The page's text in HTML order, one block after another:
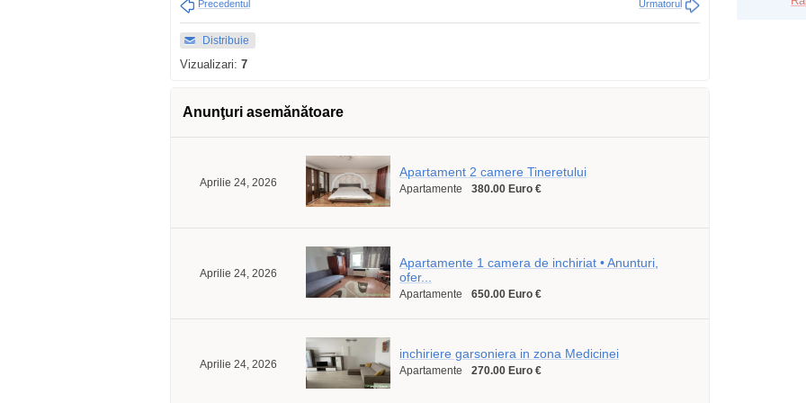
Precedentul Urmatorul
Distribuie
Vizualizari: 7
Anunţuri asemănătoare
Aprilie 24, 2026
Apartament 2 camere Tineretului
Apartamente 380.00 Euro €
Aprilie 24, 2026
Apartamente 1 camera de inchiriat • Anunturi,
ofer...
Apartamente 650.00 Euro €
Aprilie 24, 2026
inchiriere garsoniera in zona Medicinei
Apartamente 270.00 Euro €